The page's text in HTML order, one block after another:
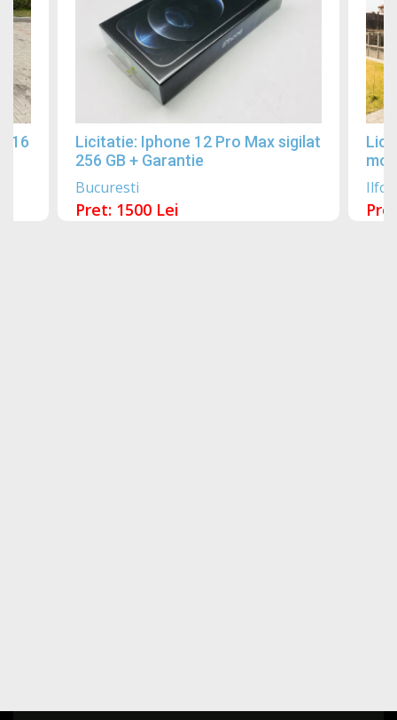
Licitatie: Iphone 12 Pro Max sigilat
256 GB + Garantie
Bucuresti
Pret: 1500 Lei
Ilfov